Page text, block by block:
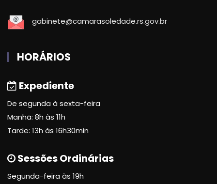
gabinete@camarasoledade.rs.gov.br
HORÁRIOS
Expediente
De segunda à sexta-feira
Manhã: 8h às 11h
Tarde: 13h às 16h30min
Sessões Ordinárias
Segunda-feira às 19h